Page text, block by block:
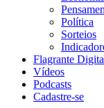
Política
Sorteios
Flagrante
Vídeos
Podcasts
Cadastre-se